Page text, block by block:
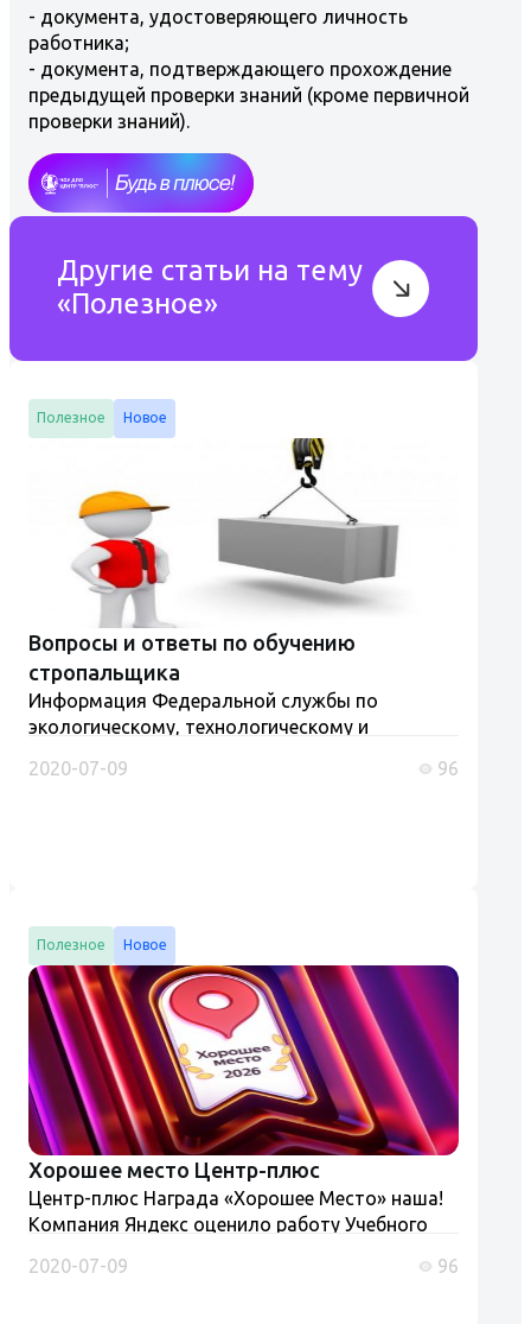
- документа, удостоверяющего личность
работника;
- документа, подтверждающего прохождение
предыдущей проверки знаний (кроме первичной
проверки знаний).
Другие статьи на тему
«Полезное»
Полезное Новое
Вопросы и ответы по обучению
стропальщика
Информация Федеральной службы по
экологическому, технологическому и
люльки, стропальщик (обучение и проверка
2020-07-09 96
Полезное Новое
Хорошее место Центр-плюс
Центр-плюс Награда «Хорошее Место» наша!
Компания Яндекс оценило работу Учебного
«Хорошее место». Конечно мы к этому не
2020-07-09 96